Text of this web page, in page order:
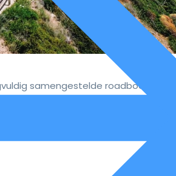
samengestelde roadbooks.